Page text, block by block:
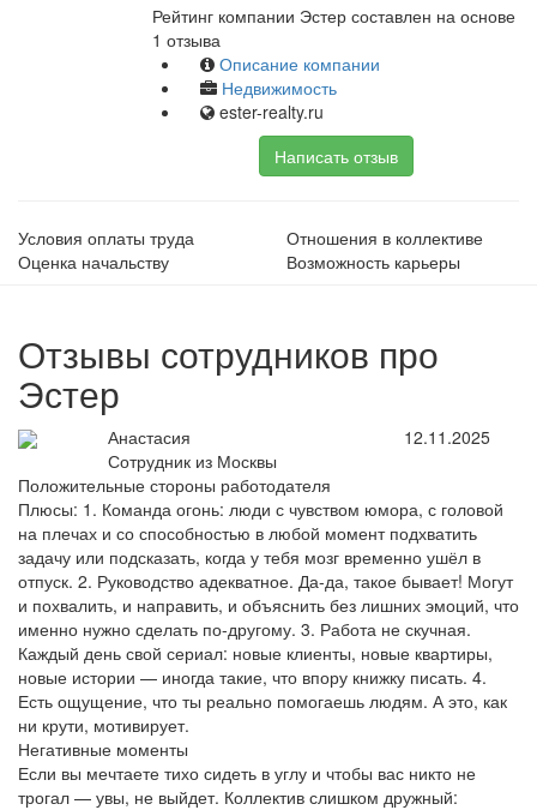
Рейтинг компании Эстер составлен на основе
1 отзыва
Описание компании
Недвижимость
ester-realty.ru
Написать отзыв
Условия оплаты труда
Отношения в коллективе
Оценка начальству
Возможность карьеры
Отзывы сотрудников про
Эстер
Анастасия
Сотрудник из Москвы
12.11.2025
Положительные стороны работодателя
Плюсы: 1. Команда огонь: люди с чувством юмора, с головой
на плечах и со способностью в любой момент подхватить
задачу или подсказать, когда у тебя мозг временно ушёл в
отпуск. 2. Руководство адекватное. Да-да, такое бывает! Могут
и похвалить, и направить, и объяснить без лишних эмоций, что
именно нужно сделать по-другому. 3. Работа не скучная.
Каждый день свой сериал: новые клиенты, новые квартиры,
новые истории — иногда такие, что впору книжку писать. 4.
Есть ощущение, что ты реально помогаешь людям. А это, как
ни крути, мотивирует.
Негативные моменты
Если вы мечтаете тихо сидеть в углу и чтобы вас никто не
трогал — увы, не выйдет. Коллектив слишком дружный: